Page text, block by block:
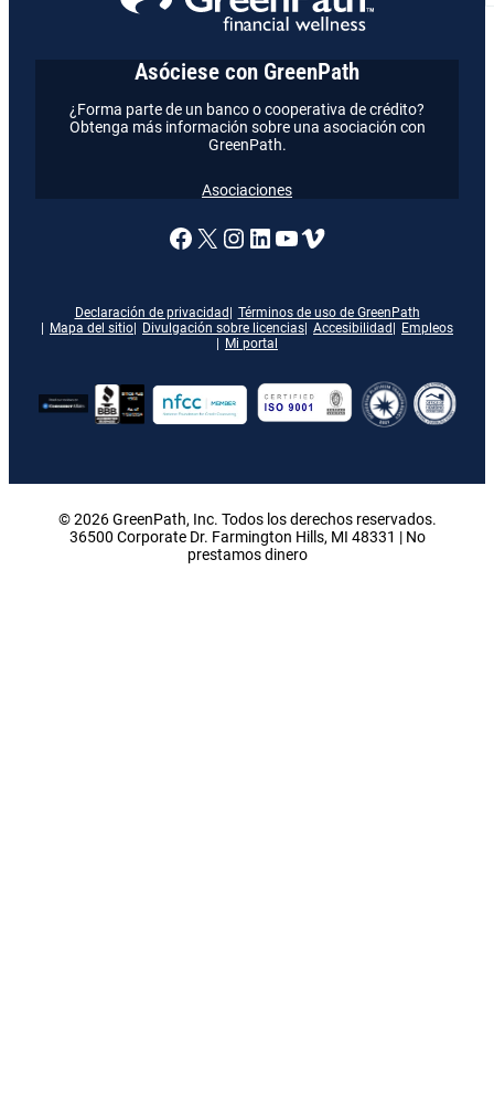
Declaración de privacidad
Términos de uso de GreenPath
Mapa del sitio
Divulgación sobre licencias Accesibilidad
Empleos
Mi portal
Enlace a nuestra página de
X Enlace a nuestra
Enlace a nuestra
Enlace a nuestra
Vimeo
Asóciese con GreenPath
¿Forma parte de un banco o cooperativa de crédito?
Obtenga más información sobre una asociación con
GreenPath.
Asociaciones
© 2026 GreenPath, Inc. Todos los derechos reservados.
36500 Corporate Dr. Farmington Hills, MI 48331 | No
prestamos dinero